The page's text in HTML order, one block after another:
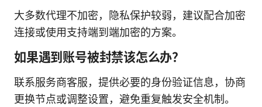
大多数代理不加密，隐私保护较弱，建议配合加密
连接或使用支持端到端加密的方案。
如果遇到账号被封禁该怎么办？
联系服务商客服，提供必要的身份验证信息，协商
更换节点或调整设置，避免重复触发安全机制。